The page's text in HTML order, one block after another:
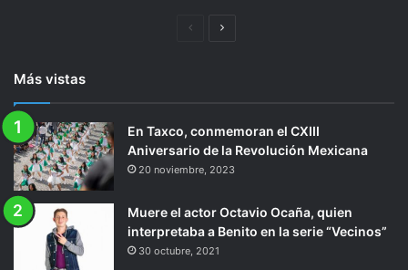
PáginaSiguiente
Más vistas
En Taxco, conmemoran el CXIII
Aniversario de la Revolución Mexicana
20 noviembre, 2023
Muere el actor Octavio Ocaña, quien
interpretaba a Benito en la serie “Vecinos”
30 octubre, 2021